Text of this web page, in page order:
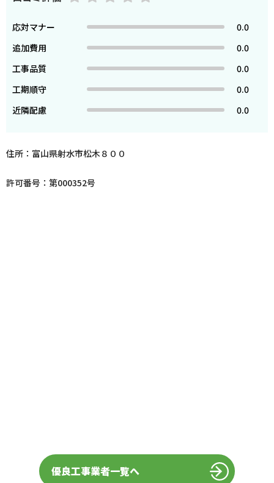
応対マナー
0.0
追加費用
0.0
工事品質
0.0
工期順守
0.0
近隣配慮
0.0
住所：富山県射水市松木８００
許可番号：第000352号
優良工事業者一覧へ